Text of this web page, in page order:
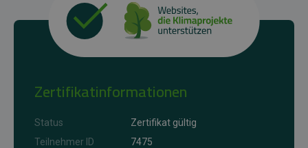
Zertifikatinformationen
Status
Zertifikat gültig
Teilnehmer ID
7475